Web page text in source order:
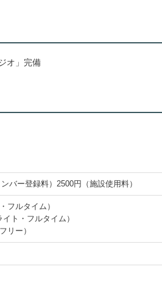
オ」完備
バー登録料）2500円（施設使用料）
フルタイム）
ト・フルタイム）
リー）